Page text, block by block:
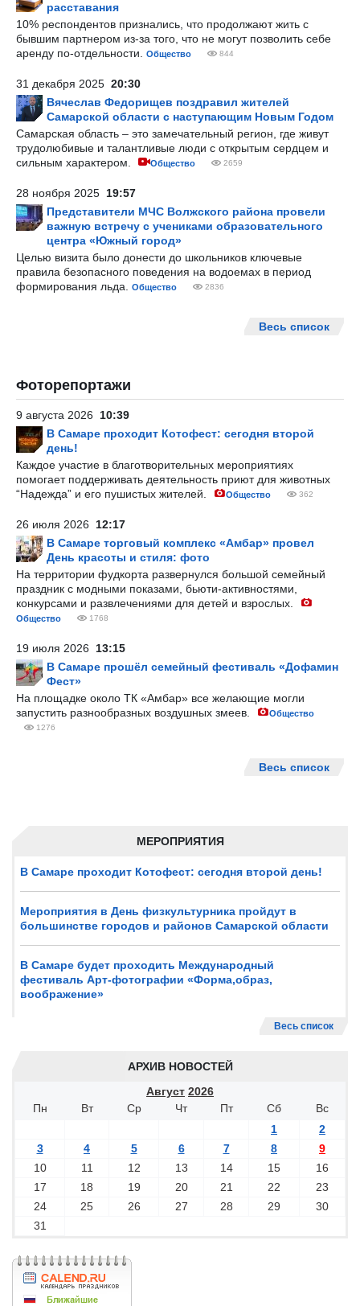
МЕРОПРИЯТИЯ
В Самаре проходит Котофест: сегодня второй день!
Мероприятия в День физкультурника пройдут в
большинстве городов и районов Самарской области
В Самаре будет проходить Международный
фестиваль Арт-фотографии «Форма,образ,
воображение»
Весь список
АРХИВ НОВОСТЕЙ
Август 2026
Пн
Вт Ср Чт Пт Сб
Вс
1
2
3
4 5 6 7 8
9
10
11 12 13 14 15
16
17
18 19 20 21 22
23
24
25 26 27 28 29
30
31
расставания
10% респондентов признались, что продолжают жить с
бывшим партнером из-за того, что не могут позволить себе
аренду по-отдельности.
Общество 844
31 декабря 2025 20:30
Вячеслав Федорищев поздравил жителей
Самарской области с наступающим Новым Годом
Самарская область – это замечательный регион, где живут
трудолюбивые и талантливые люди с открытым сердцем и
сильным характером.
Общество 2659
28 ноября 2025 19:57
Представители МЧС Волжского района провели
важную встречу с учениками образовательного
центра «Южный город»
Целью визита было донести до школьников ключевые
правила безопасного поведения на водоемах в период
формирования льда.
Общество 2836
Весь список
Фоторепортажи
9 августа 2026 10:39
В Самаре проходит Котофест: сегодня второй
день!
Каждое участие в благотворительных мероприятиях
помогает поддерживать деятельность приют для животных
“Надежда” и его пушистых жителей.
Общество 362
26 июля 2026 12:17
В Самаре торговый комплекс «Амбар» провел
День красоты и стиля: фото
На территории фудкорта развернулся большой семейный
праздник с модными показами, бьюти-активностями,
конкурсами и развлечениями для детей и взрослых.
Общество 1768
19 июля 2026 13:15
В Самаре прошёл семейный фестиваль «Дофамин
Фест»
На площадке около ТК «Амбар» все желающие могли
запустить разнообразных воздушных змеев.
Общество
1276
Весь список